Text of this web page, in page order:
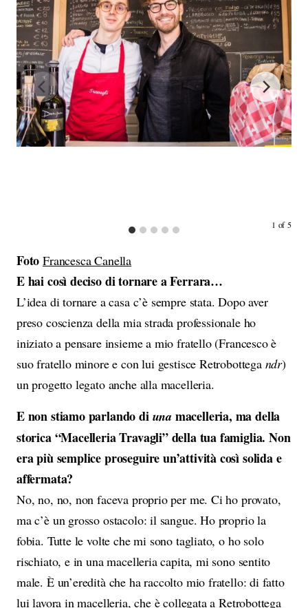
1 of 5
Foto Francesca Canella
E hai così deciso di tornare a Ferrara…
L’idea di tornare a casa c’è sempre stata. Dopo aver
preso coscienza della mia strada professionale ho
iniziato a pensare insieme a mio fratello (Francesco è
suo fratello minore e con lui gestisce Retrobottega ndr)
un progetto legato anche alla macelleria.
E non stiamo parlando di una macelleria, ma della
storica “Macelleria Travagli” della tua famiglia. Non
era più semplice proseguire un’attività così solida e
affermata?
No, no, no, non faceva proprio per me. Ci ho provato,
ma c’è un grosso ostacolo: il sangue. Ho proprio la
fobia. Tutte le volte che mi sono tagliato, o ho solo
rischiato, e in una macelleria capita, mi sono sentito
male. È un’eredità che ha raccolto mio fratello: di fatto
lui lavora in macelleria, che è collegata a Retrobottega